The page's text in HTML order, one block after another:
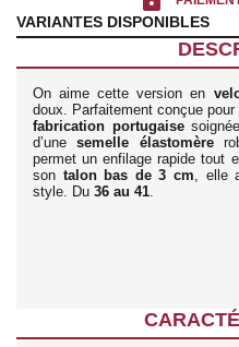
VARIANTES DISPONIBLES
On aime cette version en
doux. Parfaitement conçue
fabrication portugaise
d’unesemelle élastomère
permet un enfilage rapide tout
son talon bas de 3 cm, elle
style. Du 36 au 41.